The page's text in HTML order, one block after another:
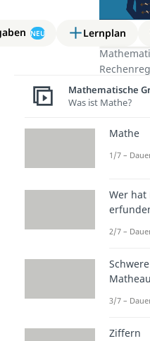
NEU Lernplan
zum
In
und
welche
hast du
Mathematische
Was ist Mathe?
Mathe
1/7 –
Wer hat
2/7 –
Schwere
3/7 –
Ziffern